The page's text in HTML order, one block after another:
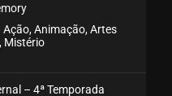
ASSISTIDO
Ação, Animação, Artes
Mistério
– 4ª Temporada